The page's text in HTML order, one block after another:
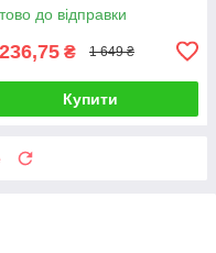
до відправки
₴ 1 649 ₴
Купити